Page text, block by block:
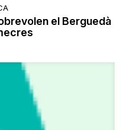
el Berguedà